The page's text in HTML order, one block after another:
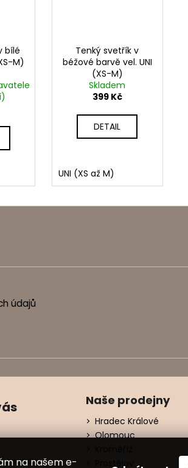
na našem e-
bílé
M)
Tenký svetřík v
béžové barvě vel. UNI
(XS-M)
Skladem
399 Kč
DETAIL
UNI (XS až M)
údajů
Naše prodejny
Hradec Králové
Olomouc